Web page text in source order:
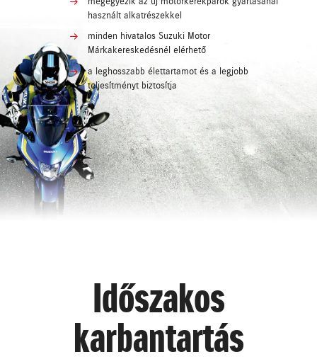
használt alkatrészekkel
minden hivatalos Suzuki Motor
Márkakereskedésnél elérhető
a leghosszabb élettartamot és a legjobb
teljesítményt biztosítja
Időszakos
karbantartás